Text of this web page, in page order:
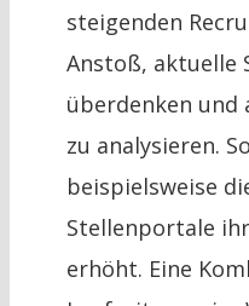
steigenden
Anstoß, aktuelle
überdenken und
zu analysieren.
beispielsweise
Stellenportale
erhöht. Eine